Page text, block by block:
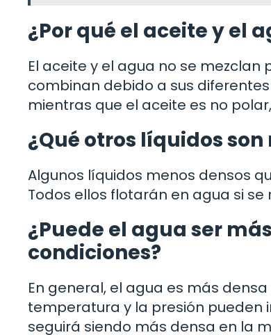
¿Por qué el aceite y el
El aceite y el agua no se mezclan
combinan debido a sus
mientras que el aceite es no
¿Qué otros líquidos
Algunos líquidos menos densos
Todos ellos flotarán en agua si se
¿Puede el agua ser
condiciones?
En general, el agua es más
temperatura y la presión pueden
seguirá siendo más densa en la